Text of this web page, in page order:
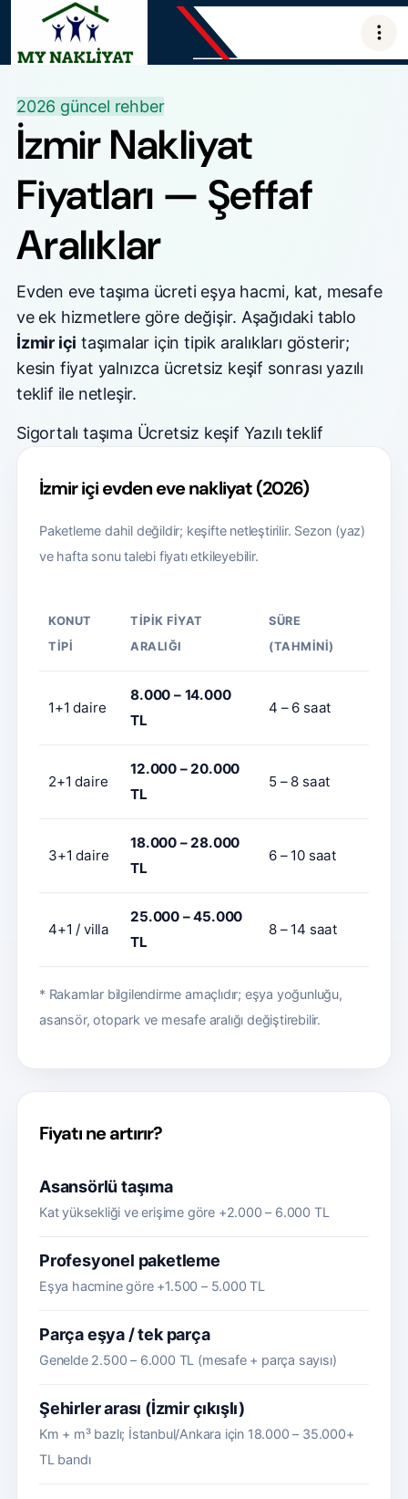
2026 güncel rehber
İzmir Nakliyat
Fiyatları — Şeffaf
Aralıklar
Evden eve taşıma ücreti eşya hacmi, kat, mesafe
ve ek hizmetlere göre değişir. Aşağıdaki tablo
İzmir içi taşımalar için tipik aralıkları gösterir;
kesin fiyat yalnızca ücretsiz keşif sonrası yazılı
teklif ile netleşir.
Sigortalı taşıma Ücretsiz keşif Yazılı teklif
İzmir içi evden eve nakliyat (2026)
Paketleme dahil değildir; keşifte netleştirilir. Sezon (yaz)
ve hafta sonu talebi fiyatı etkileyebilir.
KONUT
TIPI
TIPIK FIYAT
ARALIĞI
SÜRE
(TAHMINI)
1+1 daire
8.000 – 14.000
TL
4 – 6 saat
2+1 daire
12.000 – 20.000
TL
5 – 8 saat
3+1 daire
18.000 – 28.000
TL
6 – 10 saat
4+1 / villa
25.000 – 45.000
TL
8 – 14 saat
* Rakamlar bilgilendirme amaçlıdır; eşya yoğunluğu,
asansör, otopark ve mesafe aralığı değiştirebilir.
Fiyatı ne artırır?
Asansörlü taşıma
Kat yüksekliği ve erişime göre +2.000 – 6.000 TL
Profesyonel paketleme
Eşya hacmine göre +1.500 – 5.000 TL
Parça eşya / tek parça
Genelde 2.500 – 6.000 TL (mesafe + parça sayısı)
Şehirler arası (İzmir çıkışlı)
Km + m³ bazlı; İstanbul/Ankara için 18.000 – 35.000+
TL bandı